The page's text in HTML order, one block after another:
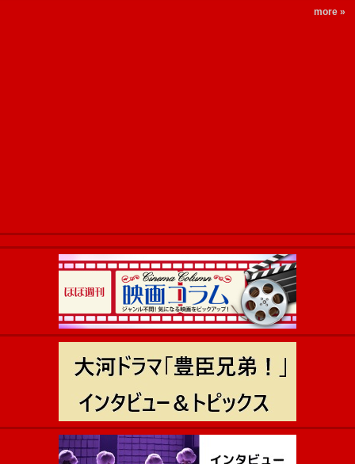
more »